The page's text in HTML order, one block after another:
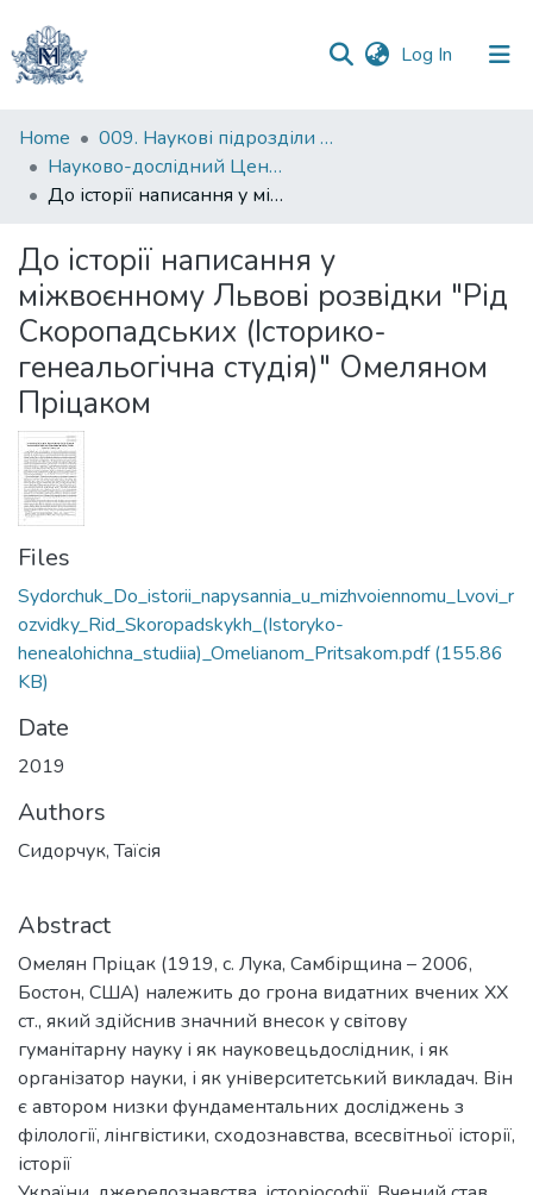
Log In (current)
Communities
&
Collections
Statistics
Home
009. Наукові підрозділи НаУКМА
Науково-дослідний Центр орієнталістики імені Омеляна Пріцака
До історії написання у міжвоєнному Львові розвідки "Рід Скоропадських (Історико-генеальогічна студія)" Омеляном Пріцаком
До історії написання у
міжвоєнному Львові розвідки "Рід
Скоропадських (Історико-
генеальогічна студія)" Омеляном
Пріцаком
Files
Sydorchuk_Do_istorii_napysannia_u_mizhvoiennomu_Lvovi_r
ozvidky_Rid_Skoropadskykh_(Istoryko-
henealohichna_studiia)_Omelianom_Pritsakom.pdf(155.86
KB)
Date
2019
Authors
Сидорчук, Таїсія
Abstract
Омелян Пріцак (1919, с. Лука, Самбірщина – 2006,
Бостон, США) належить до грона видатних вчених ХХ
ст., який здійснив значний внесок у світову
гуманітарну науку і як науковецьдослідник, і як
організатор науки, і як університетський викладач. Він
є автором низки фундаментальних досліджень з
філології, лінгвістики, сходознавства, всесвітньої історії,
історії